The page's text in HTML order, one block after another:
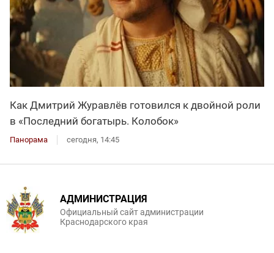
Как Дмитрий Журавлёв готовился к двойной роли
в «Последний богатырь. Колобок»
Панорама сегодня, 14:45
АДМИНИСТРАЦИЯ
Официальный сайт администрации
Краснодарского края